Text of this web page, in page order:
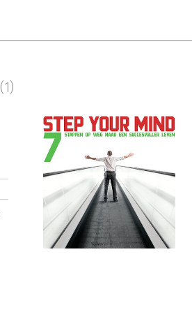
(1)